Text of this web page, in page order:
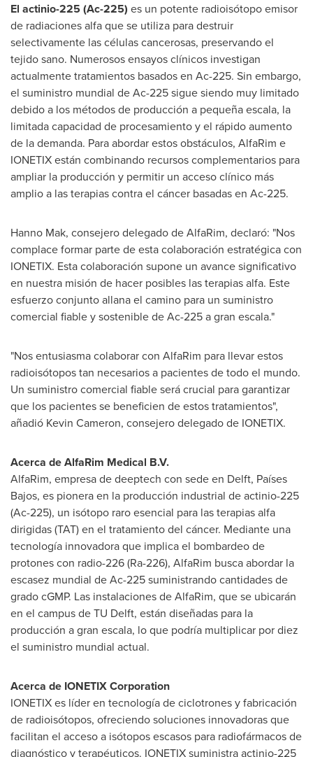
El actinio-225 (Ac-225) es un potente radioisótopo emisor
de radiaciones alfa que se utiliza para destruir
selectivamente las células cancerosas, preservando el
tejido sano. Numerosos ensayos clínicos investigan
actualmente tratamientos basados en Ac-225. Sin embargo,
el suministro mundial de Ac-225 sigue siendo muy limitado
debido a los métodos de producción a pequeña escala, la
limitada capacidad de procesamiento y el rápido aumento
de la demanda. Para abordar estos obstáculos, AlfaRim e
IONETIX están combinando recursos complementarios para
ampliar la producción y permitir un acceso clínico más
amplio a las terapias contra el cáncer basadas en Ac-225.
Hanno Mak, consejero delegado de AlfaRim, declaró: "Nos
complace formar parte de esta colaboración estratégica con
IONETIX. Esta colaboración supone un avance significativo
en nuestra misión de hacer posibles las terapias alfa. Este
esfuerzo conjunto allana el camino para un suministro
comercial fiable y sostenible de Ac-225 a gran escala."
"Nos entusiasma colaborar con AlfaRim para llevar estos
radioisótopos tan necesarios a pacientes de todo el mundo.
Un suministro comercial fiable será crucial para garantizar
que los pacientes se beneficien de estos tratamientos",
añadió Kevin Cameron, consejero delegado de IONETIX.
Acerca de AlfaRim Medical B.V.
AlfaRim, empresa de deeptech con sede en Delft, Países
Bajos, es pionera en la producción industrial de actinio-225
(Ac-225), un isótopo raro esencial para las terapias alfa
dirigidas (TAT) en el tratamiento del cáncer. Mediante una
tecnología innovadora que implica el bombardeo de
protones con radio-226 (Ra-226), AlfaRim busca abordar la
escasez mundial de Ac-225 suministrando cantidades de
grado cGMP. Las instalaciones de AlfaRim, que se ubicarán
en el campus de TU Delft, están diseñadas para la
producción a gran escala, lo que podría multiplicar por diez
el suministro mundial actual.
Acerca de IONETIX Corporation
IONETIX es líder en tecnología de ciclotrones y fabricación
de radioisótopos, ofreciendo soluciones innovadoras que
facilitan el acceso a isótopos escasos para radiofármacos de
diagnóstico y terapéuticos. IONETIX suministra actinio-225